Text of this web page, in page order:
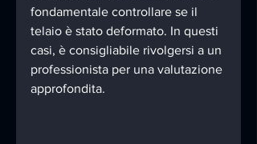
fondamentale controllare se il
telaio è stato deformato. In questi
casi, è consigliabile rivolgersi a un
professionista per una valutazione
approfondita.